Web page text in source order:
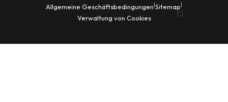
Allgemeine Geschäftsbedingungen|Sitemap|
Verwaltung von Cookies